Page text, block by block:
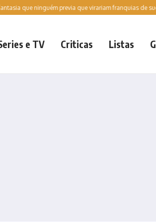
ninguém previa que virariam franquias de sucesso
e TV Criticas Listas